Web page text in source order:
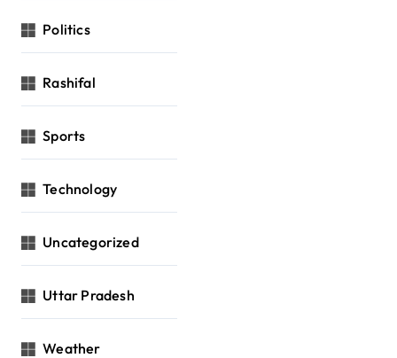
Politics
Rashifal
Sports
Technology
Uncategorized
Uttar Pradesh
Weather